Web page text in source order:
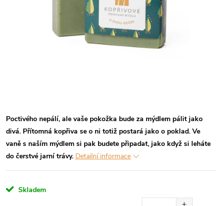
Poctivého nepálí, ale vaše pokožka bude za mýdlem pálit jako
divá. Přítomná kopřiva se o ni totiž postará jako o poklad. Ve
vaně s naším mýdlem si pak budete připadat, jako když si leháte
do čerstvé jarní trávy. Detailní informace
Skladem